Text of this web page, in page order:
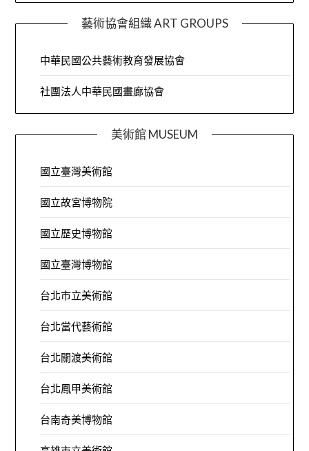
藝術協會組織 ART GROUPS
中華民國公共藝術教育發展協會
社團法人中華民國畫廊協會
美術館 MUSEUM
國立臺灣美術館
國立故宮博物院
國立歷史博物館
國立臺灣博物館
台北市立美術館
台北當代藝術館
台北關渡美術館
台北鳳甲美術館
台南奇美博物館